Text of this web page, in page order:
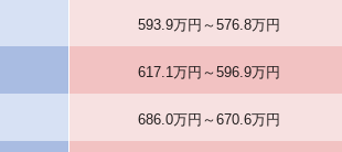
593.9万円～576.8万円
617.1万円～596.9万円
686.0万円～670.6万円